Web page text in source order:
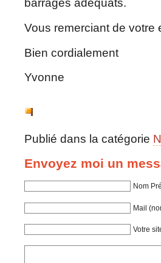
barrages adéquats.
Vous remerciant de votre
Bien cordialement
Yvonne
Publié dans la catégorie
Envoyez moi un
Nom
Mail
Votre